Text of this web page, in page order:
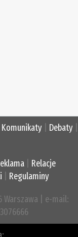
Komunikaty Debaty
Relacje
Regulaminy
Warszawa | e-mail: